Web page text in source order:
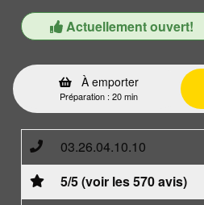
Actuellement ouvert!
À emporter
Préparation : 20 min
03.26.04.10.10
5/5 (voir les 570 avis)